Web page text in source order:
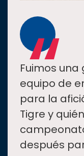
“
Fuimos
equipo de
para la
Tigre y
después